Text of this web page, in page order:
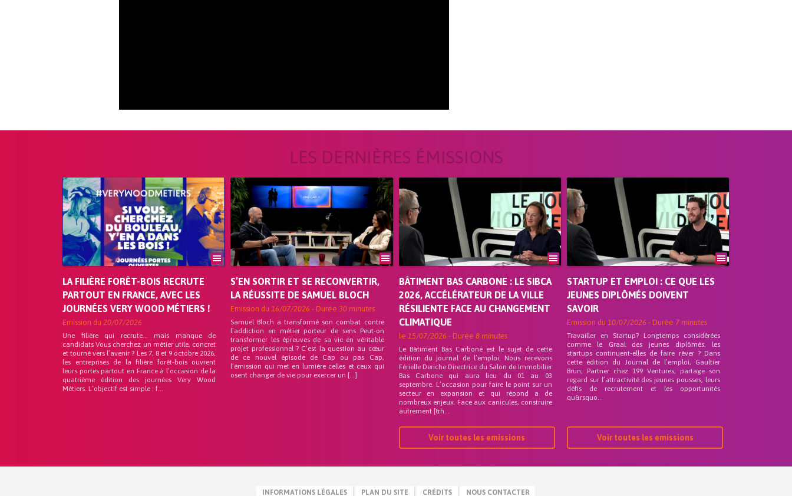
LES DERNIÈRES ÉMISSIONS
LA FILIÈRE FORÊT-BOIS RECRUTE
PARTOUT EN FRANCE, AVEC LES
JOURNÉES VERY WOOD MÉTIERS !
Emission du 20/07/2026
Une filière qui recrute… mais manque de
candidats Vous cherchez un métier utile, concret
et tourné vers l’avenir ? Les 7, 8 et 9 octobre 2026,
les entreprises de la filière forêt-bois ouvrent
leurs portes partout en France à l’occasion de la
quatrième édition des journées Very Wood
Métiers. L’objectif est simple : f...
S’EN SORTIR ET SE RECONVERTIR,
LA RÉUSSITE DE SAMUEL BLOCH
Emission du16/07/2026 - Durée30 minutes
Samuel Bloch a transformé son combat contre
l’addiction en métier porteur de sens Peut-on
transformer les épreuves de sa vie en véritable
projet professionnel ? C’est la question au cœur
de ce nouvel épisode de Cap ou pas Cap,
l’émission qui met en lumière celles et ceux qui
osent changer de vie pour exercer un […]
BÂTIMENT BAS CARBONE : LE SIBCA
2026, ACCÉLÉRATEUR DE LA VILLE
RÉSILIENTE FACE AU CHANGEMENT
CLIMATIQUE
le 15/07/2026 - Durée 8 minutes
Le Bâtiment Bas Carbone est le sujet de cette
édition du journal de l’emploi. Nous recevons
Férielle Deriche Directrice du Salon de Immobilier
Bas Carbone qui aura lieu du 01 au 03
septembre. L’occasion pour faire le point sur un
secteur en expansion et qui répond a de
nombreux enjeux. Face aux canicules, construire
autrement [&h...
Voir toutes les emissions
STARTUP ET EMPLOI : CE QUE LES
JEUNES DIPLÔMÉS DOIVENT
SAVOIR
Emission du 10/07/2026 - Durée 7 minutes
Travailler en Startup? Longtemps considérées
comme le Graal des jeunes diplômés, les
startups continuent-elles de faire rêver ? Dans
cette édition du Journal de l’emploi, Gaultier
Brun, Partner chez 199 Ventures, partage son
regard sur l’attractivité des jeunes pousses, leurs
défis de recrutement et les opportunités
qu&rsquo...
Voir toutes les emissions
INFORMATIONS LÉGALES PLAN DU SITE CRÉDITS NOUS CONTACTER